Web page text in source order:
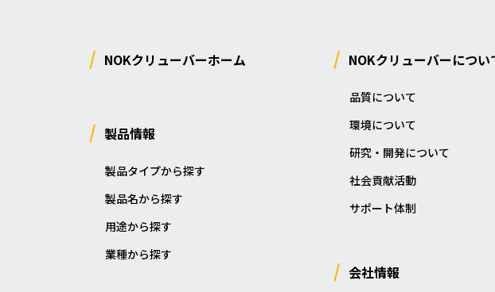
NOKクリューバーホーム
製品情報
製品タイプから探す
製品名から探す
用途から探す
業種から探す
NOKクリューバーについ
品質について
環境について
研究・開発について
社会貢献活動
サポート体制
会社情報